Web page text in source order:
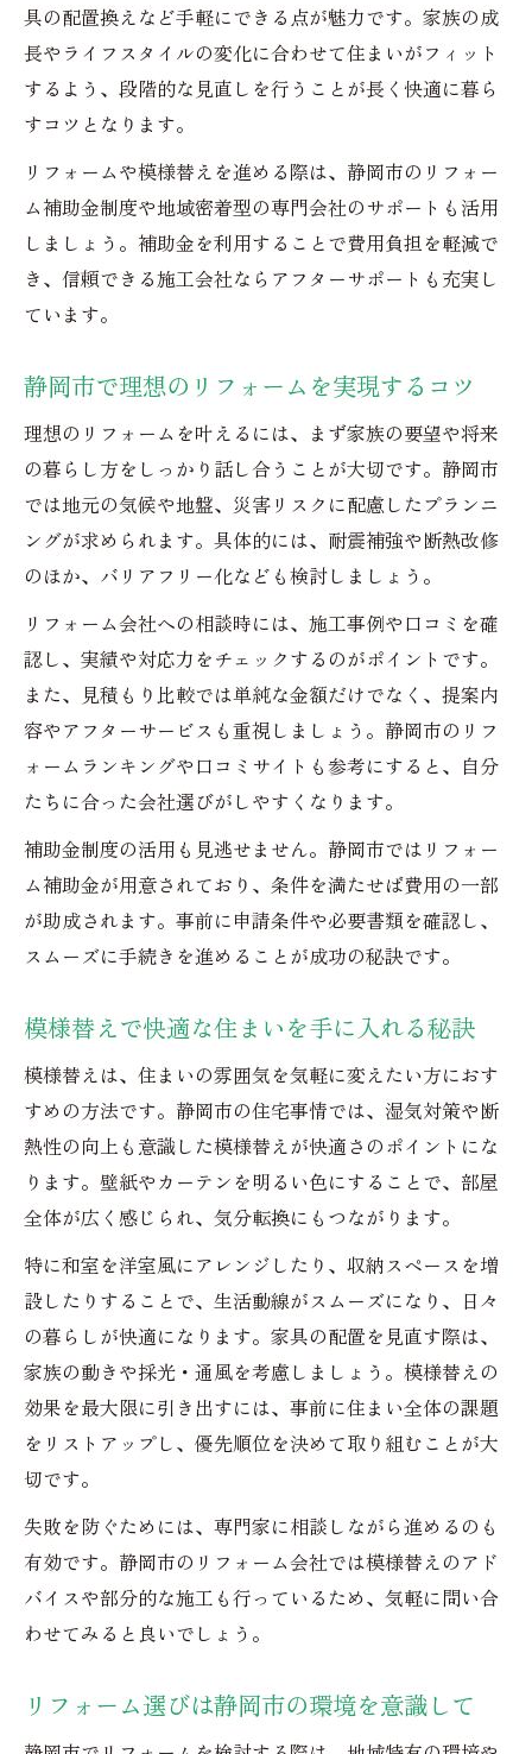
静岡市リフォーム口コミの見極め方とは
信頼できるリフォーム会社の特徴を知る
静岡市で比較するリフォーム会社の実力
壁紙や床の張替えも静岡市で安心対応
リフォームで叶える壁紙・床張替え事例
静岡市で選ばれる壁紙リフォームの特徴
静岡市で安心のリフォーム施工ポイント
失敗しない静岡市リフォームの進め方とは
リフォーム計画で失敗しない段取り術
静岡市リフォーム会社との打ち合わせの秘
訣
見積もり比較で賢くリフォームを進める方
法
模様替え計画は事前準備が成功の鍵
リフォーム中のトラブル回避ポイント紹介
具の配置換えなど手軽にできる点が魅力です。家族の成
長やライフスタイルの変化に合わせて住まいがフィット
するよう、段階的な見直しを行うことが長く快適に暮ら
すコツとなります。
リフォームや模様替えを進める際は、静岡市のリフォー
ム補助金制度や地域密着型の専門会社のサポートも活用
しましょう。補助金を利用することで費用負担を軽減で
き、信頼できる施工会社ならアフターサポートも充実し
ています。
静岡市で理想のリフォームを実現するコツ
理想のリフォームを叶えるには、まず家族の要望や将来
の暮らし方をしっかり話し合うことが大切です。静岡市
では地元の気候や地盤、災害リスクに配慮したプランニ
ングが求められます。具体的には、耐震補強や断熱改修
のほか、バリアフリー化なども検討しましょう。
リフォーム会社への相談時には、施工事例や口コミを確
認し、実績や対応力をチェックするのがポイントです。
また、見積もり比較では単純な金額だけでなく、提案内
容やアフターサービスも重視しましょう。静岡市のリフ
ォームランキングや口コミサイトも参考にすると、自分
たちに合った会社選びがしやすくなります。
補助金制度の活用も見逃せません。静岡市ではリフォー
ム補助金が用意されており、条件を満たせば費用の一部
が助成されます。事前に申請条件や必要書類を確認し、
スムーズに手続きを進めることが成功の秘訣です。
模様替えで快適な住まいを手に入れる秘訣
模様替えは、住まいの雰囲気を気軽に変えたい方におす
すめの方法です。静岡市の住宅事情では、湿気対策や断
熱性の向上も意識した模様替えが快適さのポイントにな
ります。壁紙やカーテンを明るい色にすることで、部屋
全体が広く感じられ、気分転換にもつながります。
特に和室を洋室風にアレンジしたり、収納スペースを増
設したりすることで、生活動線がスムーズになり、日々
の暮らしが快適になります。家具の配置を見直す際は、
家族の動きや採光・通風を考慮しましょう。模様替えの
効果を最大限に引き出すには、事前に住まい全体の課題
をリストアップし、優先順位を決めて取り組むことが大
切です。
失敗を防ぐためには、専門家に相談しながら進めるのも
有効です。静岡市のリフォーム会社では模様替えのアド
バイスや部分的な施工も行っているため、気軽に問い合
わせてみると良いでしょう。
リフォーム選びは静岡市の環境を意識して